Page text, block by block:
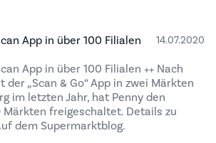
App in über 100 Filialen 14.07.2020
App in über 100 Filialen ++ Nach
„Scan & Go“ App in zwei Märkten
im letzten Jahr, hat Penny den
Märkten freigeschaltet. Details zu
dem Supermarktblog.